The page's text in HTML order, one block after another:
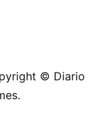
© Diario